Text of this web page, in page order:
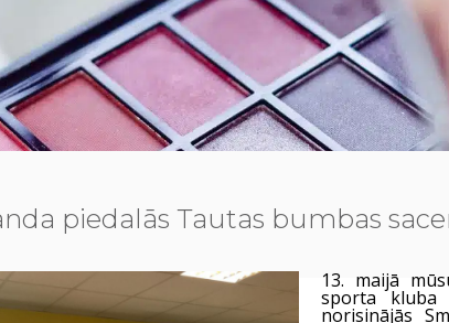
piedalās Tautas bumbas
13. maijā
sporta kluba
norisinājās